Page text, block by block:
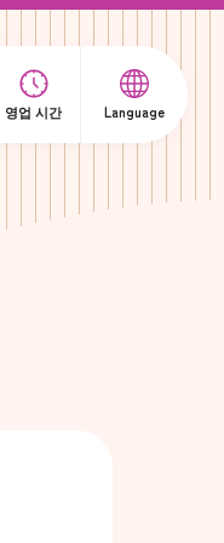
영업 시간 Language